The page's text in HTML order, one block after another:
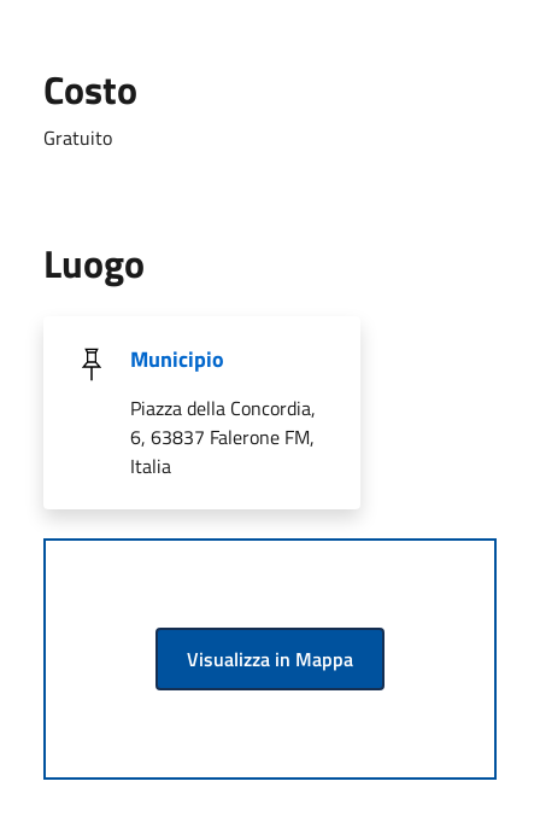
Costo
Gratuito
Luogo
Municipio
Piazza della Concordia,
6, 63837 Falerone FM,
Italia
Visualizza in Mappa